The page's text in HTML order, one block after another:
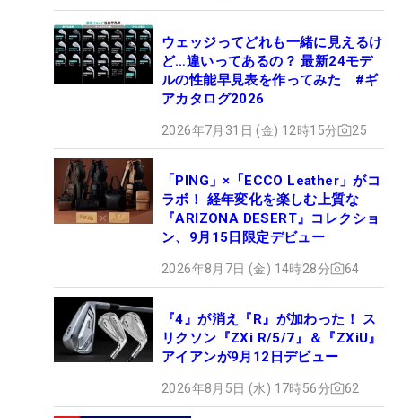
ウェッジってどれも一緒に見えるけ
ど…違いってあるの？ 最新24モデ
ルの性能早見表を作ってみた #ギ
アカタログ2026
2026年7月31日 (金) 12時15分 25
「PING」×「ECCO Leather」がコ
ラボ！ 経年変化を楽しむ上質な
『ARIZONA DESERT』コレクショ
ン、9月15日限定デビュー
2026年8月7日 (金) 14時28分 64
『4』が消え『R』が加わった！ ス
リクソン『ZXi R/5/7』＆『ZXiU』
アイアンが9月12日デビュー
2026年8月5日 (水) 17時56分 62